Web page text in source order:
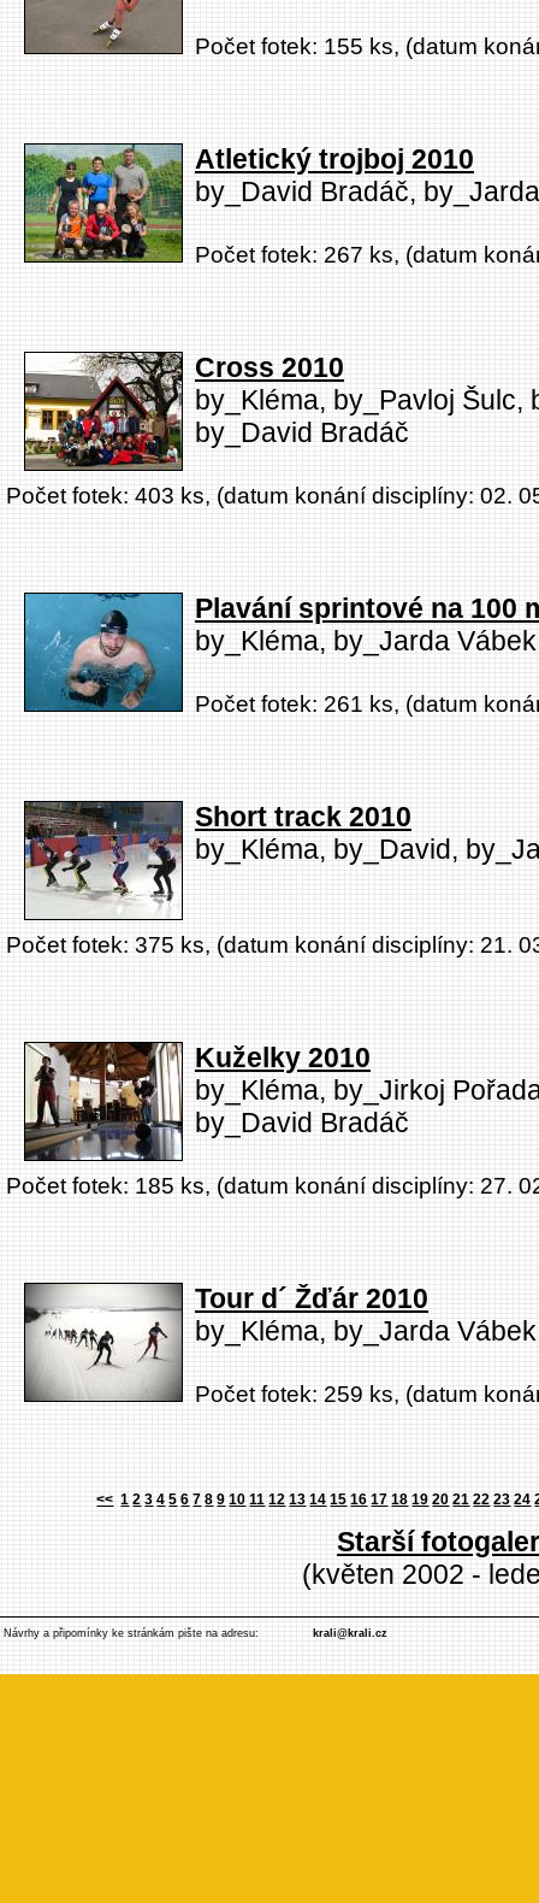
Počet fotek: 155 ks, (datum
Atletický trojboj 2010
by_David Bradáč,
Počet fotek: 267 ks, (datum
Cross 2010
by_Kléma, by_Pavloj Šulc,
by_David Bradáč
Počet fotek: 403 ks, (datum konání disciplíny: 02.
Plavání sprintové na 100
by_Kléma, by_Jarda Vábek
Počet fotek: 261 ks, (datum
Short track 2010
by_Kléma, by_David,
Počet fotek: 375 ks, (datum konání disciplíny: 21.
Kuželky 2010
by_Kléma, by_Jirkoj
by_David Bradáč
Počet fotek: 185 ks, (datum konání disciplíny: 27.
Tour d´ Žďár 2010
by_Kléma, by_Jarda
Počet fotek: 259 ks, (datum
<< 1 2 3 4 5 6 7 8 9 10 11 12 13 14 15 16 17 18 19 20 21 22 23 24
Starší
(květen 2002 -
Návrhy a připomínky ke stránkám pište na adresu: krali@krali.cz